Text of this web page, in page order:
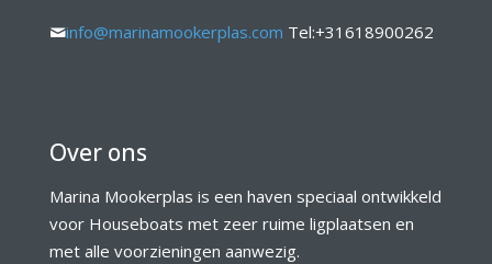
info@marinamookerplas.com Tel:+31618900262
Over ons
Marina Mookerplas is een haven speciaal ontwikkeld
voor Houseboats met zeer ruime ligplaatsen en
met alle voorzieningen aanwezig.